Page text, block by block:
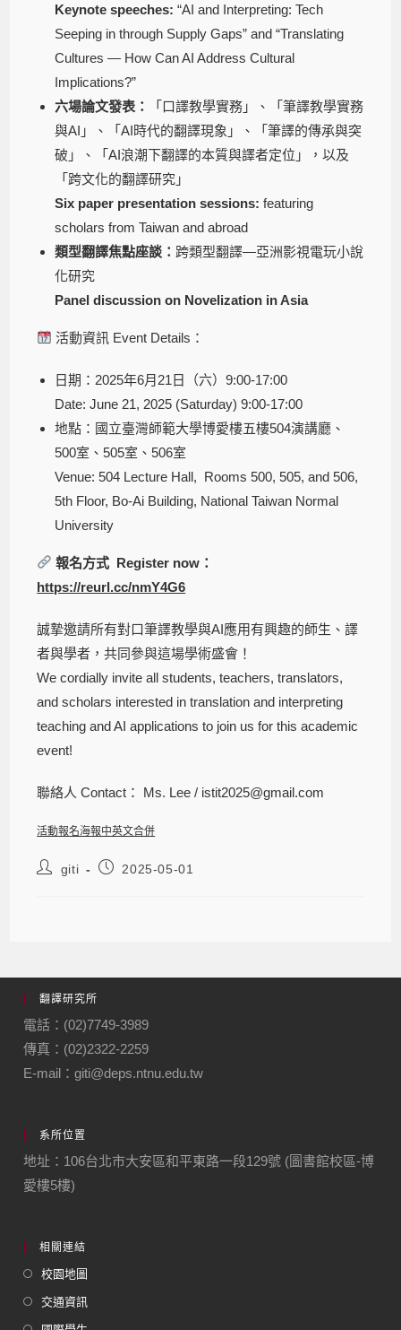
Keynote speeches: “AI and Interpreting: Tech
Seeping in through Supply Gaps” and “Translating
Cultures — How Can AI Address Cultural
Implications?”
六場論文發表：
「口譯教學實務」、「筆譯教學實務
與AI」、「AI時代的翻譯現象」、「筆譯的傳承與突
破」、「AI浪潮下翻譯的本質與譯者定位」，以及
「跨文化的翻譯研究」
Six paper presentation sessions: featuring
scholars from Taiwan and abroad
類型翻譯焦點座談： 跨類型翻譯—亞洲影視電玩小說
化研究
Panel discussion on Novelization in Asia
活動資訊 Event Details：
日期：2025年6月21日（六）9:00-17:00
Date: June 21, 2025 (Saturday) 9:00-17:00
地點：國立臺灣師範大學博愛樓五樓504演講廳、
500室、505室、506室
Venue: 504 Lecture Hall, Rooms 500, 505, and 506,
5th Floor, Bo-Ai Building, National Taiwan Normal
University
報名方式 Register now：
https://reurl.cc/nmY4G6
誠摯邀請所有對口筆譯教學與AI應用有興趣的師生、譯
者與學者，共同參與這場學術盛會！
We cordially invite all students, teachers, translators,
and scholars interested in translation and interpreting
teaching and AI applications to join us for this academic
event!
聯絡人 Contact： Ms. Lee / istit2025@gmail.com
活動報名海報中英文合併
giti 2025-05-01
翻譯研究所
電話：(02)7749-3989
傳真：(02)2322-2259
E-mail：giti@deps.ntnu.edu.tw
系所位置
地址：106台北市大安區和平東路一段129號 (圖書館校區-博
愛樓5樓)
相關連結
校園地圖
交通資訊